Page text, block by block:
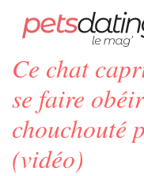
PETS DATING ACTUALITÉS
Ce chat
se faire
chouchouté
(vidéo)